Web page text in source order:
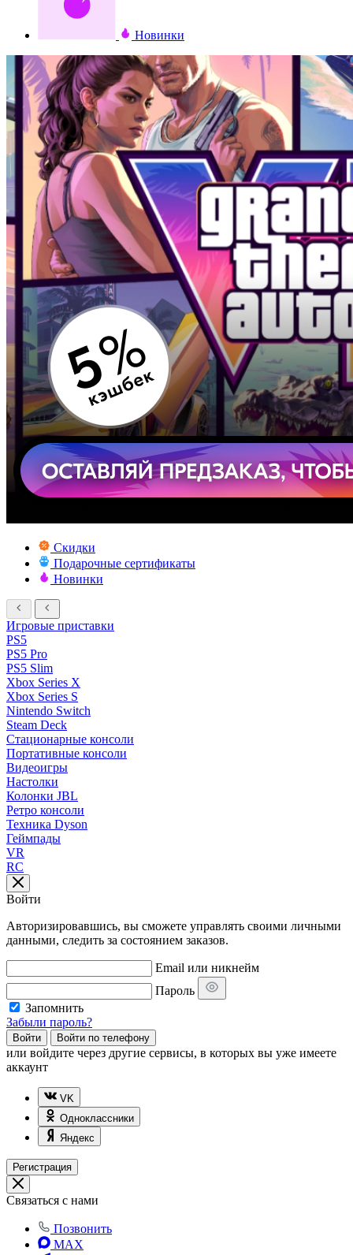
Новинки
Скидки
Подарочные сертификаты
Новинки
Игровые приставки
PS5
PS5 Pro
PS5 Slim
Xbox Series X
Xbox Series S
Nintendo Switch
Steam Deck
Стационарные консоли
Портативные консоли
Видеоигры
Настолки
Колонки JBL
Ретро консоли
Техника Dyson
Геймпады
VR
RC
Войти
Авторизировавшись, вы сможете управлять своими личными
данными, следить за состоянием заказов.
Email или никнейм
Пароль
Запомнить
Забыли пароль?
Войти Войти по телефону
или войдите через другие сервисы, в которых вы уже имеете
аккаунт
VK
Одноклассники
Яндекс
Регистрация
Связаться с нами
Позвонить
MAX